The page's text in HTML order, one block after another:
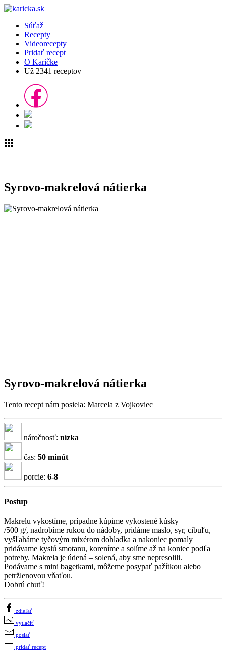
Súťaž
Recepty
Videorecepty
Pridať recept
O Karičke
Už 2341 receptov
Syrovo-makrelová nátierka
Syrovo-makrelová nátierka
Tento recept nám posiela: Marcela z Vojkoviec
náročnosť: nízka
čas: 50 minút
porcie: 6-8
Postup
Makrelu vykostíme, prípadne kúpime vykostené kúsky
/500 g/, nadrobíme rukou do nádoby, pridáme maslo, syr, cibuľu,
vyšľaháme tyčovým mixérom dohladka a nakoniec pomaly
pridávame kyslú smotanu, koreníme a solíme až na koniec podľa
potreby. Makrela je údená – solená, aby sme nepresolili.
Podávame s mini bagetkami, môžeme posypať pažítkou alebo
petržlenovou vňaťou.
Dobrú chuť!
zdieľať
vytlačiť
poslať
pridať recept